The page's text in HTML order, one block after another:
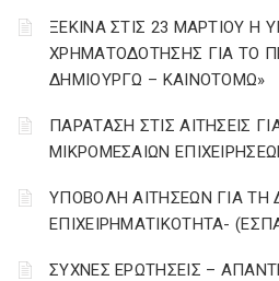
ΞΕΚΙΝΑ ΣΤΙΣ 23 ΜΑΡΤΙΟΥ Η
ΧΡΗΜΑΤΟΔΟΤΗΣΗΣ ΓΙΑ ΤΟ
ΔΗΜΙΟΥΡΓΩ – ΚΑΙΝΟΤΟΜΩ»
ΠΑΡΑΤΑΣΗ ΣΤΙΣ ΑΙΤΗΣΕΙΣ
ΜΙΚΡΟΜΕΣΑΙΩΝ
ΥΠΟΒΟΛΗ ΑΙΤΗΣΕΩΝ ΓΙΑ ΤΗ
ΕΠΙΧΕΙΡΗΜΑΤΙΚΟΤΗΤΑ-
ΣΥΧΝΕΣ ΕΡΩΤΗΣΕΙΣ –